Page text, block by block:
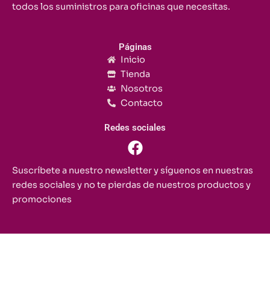
todos los suministros para oficinas que necesitas.
Páginas
Inicio
Tienda
Nosotros
Contacto
Redes sociales
F
a
c
e
o
Suscríbete a nuestro newsletter y síguenos en nuestras
redes sociales y no te pierdas de nuestros productos y
promociones